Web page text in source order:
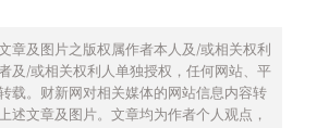
章及图片之版权属作者本人及/或相关权利
及/或相关权利人单独授权，任何网站、平
载。财新网对相关媒体的网站信息内容转
述文章及图片。文章均为作者个人观点，